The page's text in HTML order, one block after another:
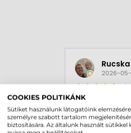
2026-
COOKIES POLITIKÁNK
Sütiket használunk látogatóink
személyre szabott tartalom
biztosítására. Az általunk használt